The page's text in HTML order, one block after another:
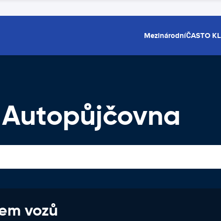
MezinárodníČASTO
vozů